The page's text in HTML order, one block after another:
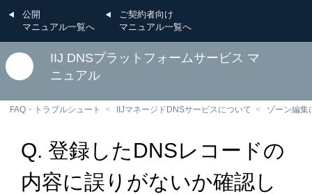
公開
マニュアル一覧へ
ご契約者向け
マニュアル一覧へ
IIJ DNSプラットフォームサービス マ
ニュアル
FAQ・トラブルシュート IIJマネージドDNSサービスについて ゾーン編集
Q. 登録したDNSレコードの
内容に誤りがないか確認し